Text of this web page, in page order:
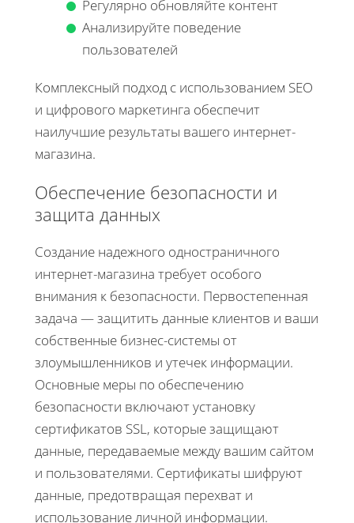
Регулярно обновляйте контент
Анализируйте поведение
пользователей
Комплексный подход с использованием SEO
и цифрового маркетинга обеспечит
наилучшие результаты вашего интернет-
магазина.
Обеспечение безопасности и
защита данных
Создание надежного одностраничного
интернет-магазина требует особого
внимания к безопасности. Первостепенная
задача — защитить данные клиентов и ваши
собственные бизнес-системы от
злоумышленников и утечек информации.
Основные меры по обеспечению
безопасности включают установку
сертификатов SSL, которые защищают
данные, передаваемые между вашим сайтом
и пользователями. Сертификаты шифруют
данные, предотвращая перехват и
использование личной информации.